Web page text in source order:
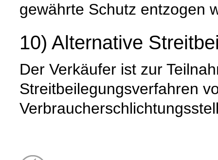
gewährte Schutz entzogen
10) Alternative
Der Verkäufer ist zur
Streitbeilegungsverfahren